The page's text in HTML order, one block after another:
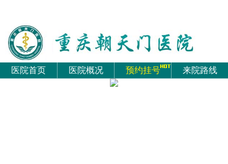
医院首页 医院概况 预约挂号 来院路线